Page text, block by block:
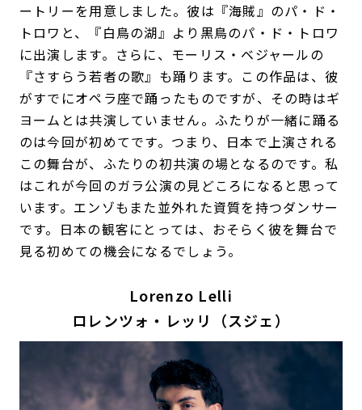
ートリーを用意しました。彼は『海賊』のパ・ド・
トロワと、『白鳥の湖』より黒鳥のパ・ド・トロワ
に出演します。さらに、モーリス・ベジャールの
『さすらう若者の歌』も踊ります。この作品は、彼
がすでにオペラ座で踊ったものですが、その時はギ
ヨームとは共演していません。ふたりが一緒に踊る
のは今回が初めてです。つまり、日本で上演される
この舞台が、ふたりの初共演の場となるのです。私
はこれが今回のガラ公演の見どころになると思って
います。エンゾもまた並外れた資質を持つダンサー
です。日本の観客にとっては、おそらく彼を舞台で
見る初めての機会になるでしょう。
Lorenzo Lelli
ロレンツォ・レッリ（スジェ）